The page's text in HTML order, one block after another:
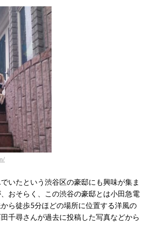
いたという渋谷区の豪邸にも興味が集ま
おそらく、この渋谷の豪邸とは小田急電
ら徒歩5分ほどの場所に位置する洋風の
千尋さんが過去に投稿した写真などから